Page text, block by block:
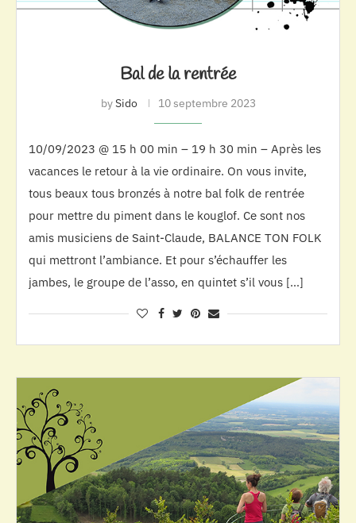
Bal de la rentrée
bySido 10 septembre 2023
10/09/2023 @ 15 h 00 min – 19 h 30 min – Après les
vacances le retour à la vie ordinaire. On vous invite,
tous beaux tous bronzés à notre bal folk de rentrée
pour mettre du piment dans le kouglof. Ce sont nos
amis musiciens de Saint-Claude, BALANCE TON FOLK
qui mettront l’ambiance. Et pour s’échauffer les
jambes, le groupe de l’asso, en quintet s’il vous […]